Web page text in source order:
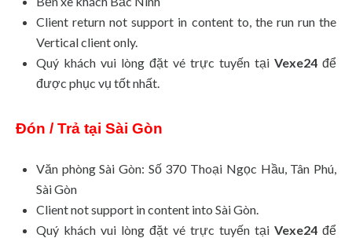
Client return not support in content to, the run run the
Vertical client only.
Quý khách vui lòng đặt vé trực tuyến tại Vexe24 để
được phục vụ tốt nhất.
Đón / Trả tại Sài Gòn
Văn phòng Sài Gòn: Số 370 Thoại Ngọc Hầu, Tân Phú,
Sài Gòn
Client not support in content into Sài Gòn.
Quý khách vui lòng đặt vé trực tuyến tại Vexe24 để